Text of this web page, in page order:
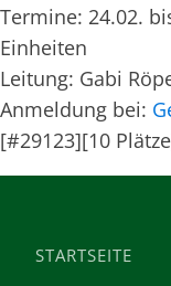
Termine: 24.02.
Einheiten
Leitung: Gabi
Anmeldung bei:
[#29123][10
STARTSEITE